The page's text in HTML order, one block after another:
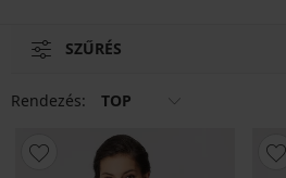
kihangsúlyozzák a nőies vonalait. De
SZŰRÉS
Rendezés: TOP